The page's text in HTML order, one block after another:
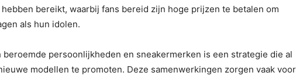
bereikt, waarbij fans bereid zijn hoge prijzen te betalen om
als hun idolen.
beroemde persoonlijkheden en sneakermerken is een strategie die al
modellen te promoten. Deze samenwerkingen zorgen vaak voor